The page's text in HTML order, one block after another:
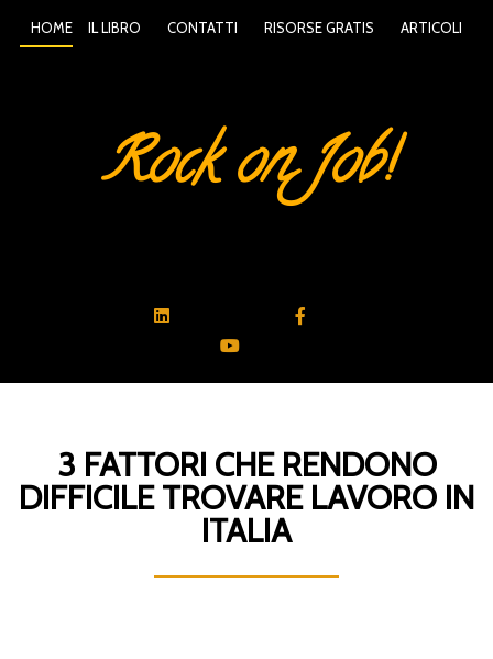
HOME IL LIBRO CONTATTI RISORSE GRATIS ARTICOLI
Rock on Job!
3 FATTORI CHE RENDONO
DIFFICILE TROVARE LAVORO IN
ITALIA